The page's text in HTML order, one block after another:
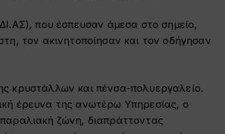
που έσπευσαν άμεσα στο σημείο,
τον ακινητοποίησαν και τον οδήγησαν
κρυστάλλων και πένσα-πολυεργαλείο.
έρευνα της ανωτέρω Υπηρεσίας, ο
ζώνη, διαπράττοντας